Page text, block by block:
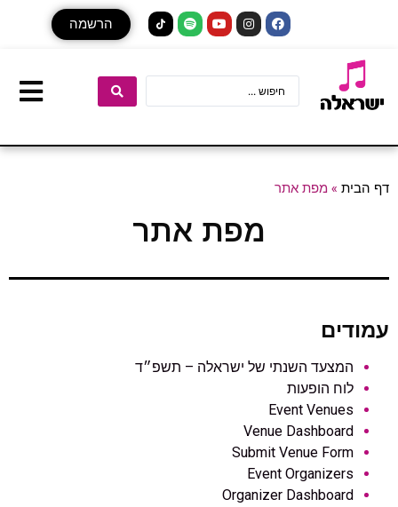
הרשמה
דף הבית » מפת אתר
מפת אתר
עמודים
המצעד השנתי של ישראלה – תשפ״ד
לוח הופעות
Event Venues
Venue Dashboard
Submit Venue Form
Event Organizers
Organizer Dashboard